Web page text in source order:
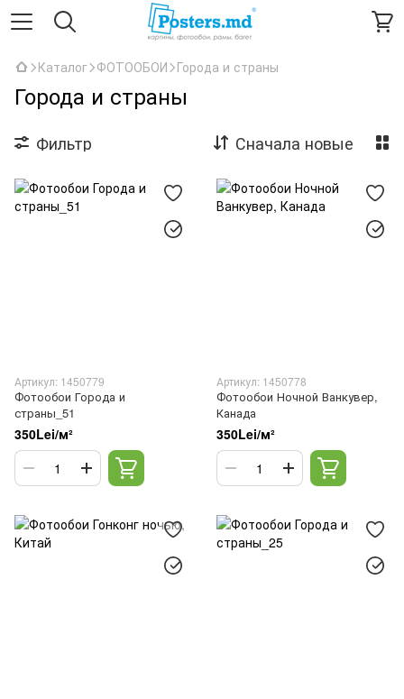
Каталог ФОТООБОИ Города и страны
Города и страны
Фильтр Сначала новые
Артикул: 1450779
Фотообои Города и
страны_51
350Lei/м²
Артикул: 1450778
Фотообои Ночной Ванкувер,
Канада
350Lei/м²